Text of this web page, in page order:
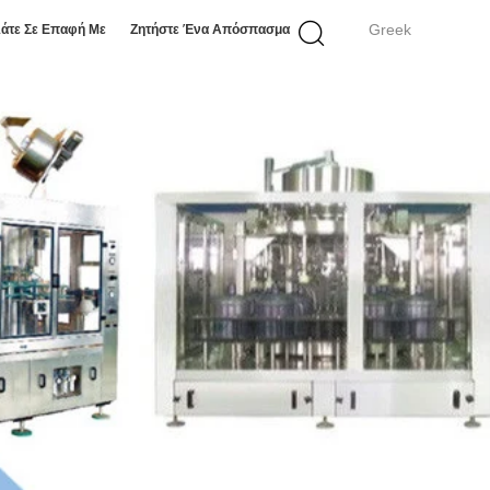
Greek
Σε Επαφή Με Ζητήστε Ένα Απόσπασμα